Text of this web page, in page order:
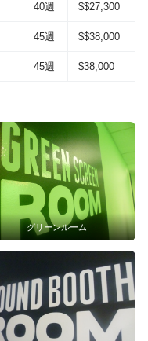
40週 $$27,300
45週 $$38,000
45週 $38,000
グリーンルーム